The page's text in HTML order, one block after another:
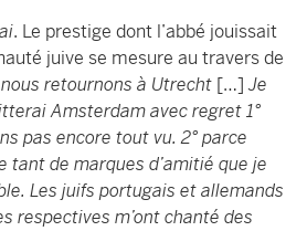
. Le prestige dont l’abbé jouissait
juive se mesure au travers de
retournons à Utrecht […]Je
Amsterdam avec regret 1°
pas encore tout vu. 2° parce
tant de marques d’amitié que je
Les juifs portugais et allemands
respectives m’ont chanté des